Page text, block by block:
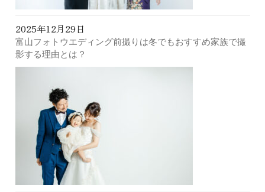
2025年12月29日
富山フォトウエディング前撮りは冬でもおすすめ家族で撮
影する理由とは？